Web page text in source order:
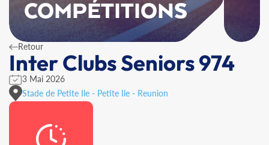
COMPÉTITIONS
Retour
Inter Clubs Seniors 974
3 Mai 2026
Stade de Petite Ile - Petite Ile - Reunion